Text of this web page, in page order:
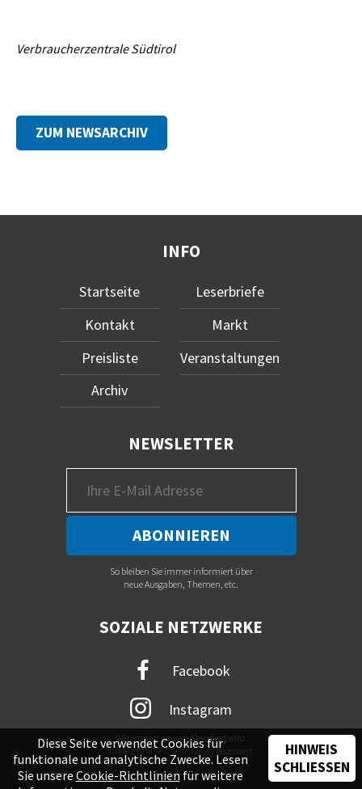
Verbraucherzentrale Südtirol
ZUM NEWSARCHIV
INFO
Startseite
Kontakt
Preisliste
Archiv
Leserbriefe
Markt
Veranstaltungen
NEWSLETTER
So bleiben Sie immer informiert über
neue Ausgaben, Themen, etc.
SOZIALE NETZWERKE
Facebook
Instagram
Mit immer neuem Newsfeed wird
unsere Online-Community begeistert
Diese Seite verwendet Cookies für
funktionale und analytische Zwecke. Lesen
Sie unsere Cookie-Richtlinien für weitere
HINWEIS
SCHLIESSEN